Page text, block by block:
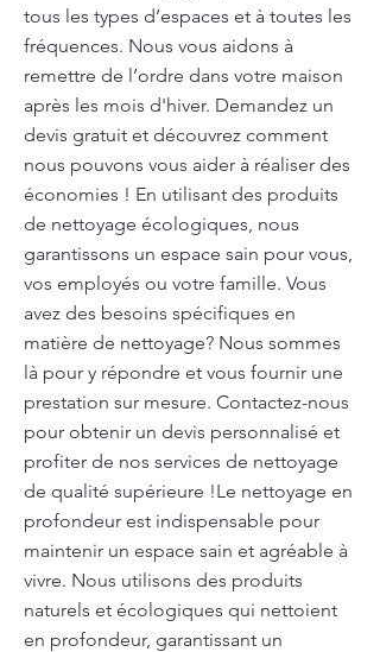
tous les types d’espaces et à toutes les
fréquences. Nous vous aidons à
remettre de l’ordre dans votre maison
après les mois d'hiver. Demandez un
devis gratuit et découvrez comment
nous pouvons vous aider à réaliser des
économies ! En utilisant des produits
de nettoyage écologiques, nous
garantissons un espace sain pour vous,
vos employés ou votre famille. Vous
avez des besoins spécifiques en
matière de nettoyage? Nous sommes
là pour y répondre et vous fournir une
prestation sur mesure. Contactez-nous
pour obtenir un devis personnalisé et
profiter de nos services de nettoyage
de qualité supérieure !Le nettoyage en
profondeur est indispensable pour
maintenir un espace sain et agréable à
vivre. Nous utilisons des produits
naturels et écologiques qui nettoient
en profondeur, garantissant un